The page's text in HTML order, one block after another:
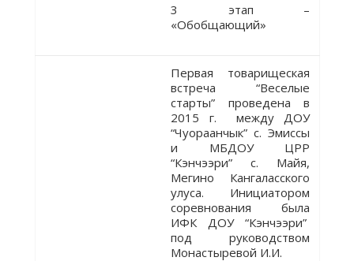
3 этап –
«Обобщающий»
Первая товарищеская
встреча “Веселые
старты” проведена в
2015 г. между ДОУ
“Чуораанчык” с. Эмиссы
и МБДОУ ЦРР
“Кэнчээри” с. Майя,
Мегино Кангаласского
улуса. Инициатором
соревнования была
ИФК ДОУ “Кэнчээри”
под руководством
Монастыревой И.И.